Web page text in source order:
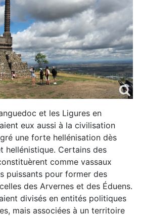
et les Ligures en
eux aussi à la civilisation
une forte hellénisation dès
hellénistique. Certains des
comme vassaux
puissants pour former des
des Arvernes et des Éduens.
divisés en entités politiques
mais associées à un territoire